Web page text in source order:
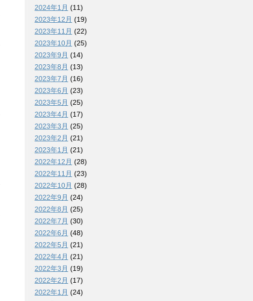
2024年1月 (11)
2023年12月 (19)
2023年11月 (22)
2023年10月 (25)
2023年9月 (14)
2023年8月 (13)
2023年7月 (16)
2023年6月 (23)
2023年5月 (25)
2023年4月 (17)
2023年3月 (25)
2023年2月 (21)
2023年1月 (21)
2022年12月 (28)
2022年11月 (23)
2022年10月 (28)
2022年9月 (24)
2022年8月 (25)
2022年7月 (30)
2022年6月 (48)
2022年5月 (21)
2022年4月 (21)
2022年3月 (19)
2022年2月 (17)
2022年1月 (24)